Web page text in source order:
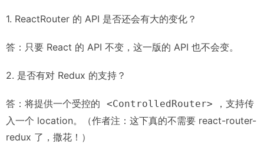
1. ReactRouter 的 API 是否还会有大的变化？
答：只要 React 的 API 不变，这一版的 API 也不会变。
2. 是否有对 Redux 的支持？
答：将提供一个受控的 <ControlledRouter>
，支持传
入一个 location。（作者注：这下真的不需要 react-router-
redux 了，撒花！）